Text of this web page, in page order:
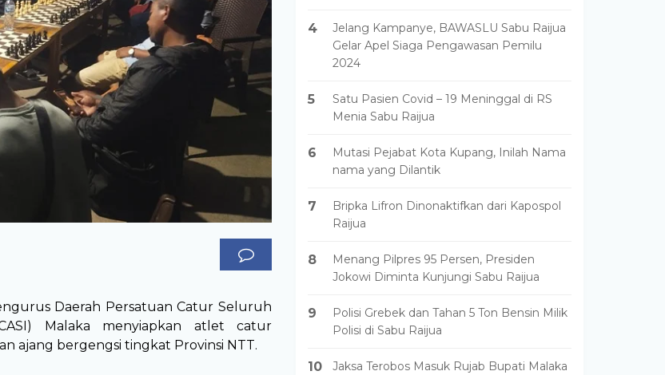
Daerah Persatuan Catur Seluruh
Malaka menyiapkan atlet catur
ajang bergengsi tingkat Provinsi NTT.
4
Jelang Kampanye, BAWASLU Sabu Raijua
Gelar Apel Siaga Pengawasan Pemilu
2024
5
Satu Pasien Covid – 19 Meninggal di RS
Menia Sabu Raijua
6
Mutasi Pejabat Kota Kupang, Inilah Nama
nama yang Dilantik
7
Bripka Lifron Dinonaktifkan dari Kapospol
Raijua
8
Menang Pilpres 95 Persen, Presiden
Jokowi Diminta Kunjungi Sabu Raijua
9
Polisi Grebek dan Tahan 5 Ton Bensin Milik
Polisi di Sabu Raijua
10 Jaksa Terobos Masuk Rujab Bupati Malaka